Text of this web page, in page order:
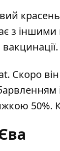
з
Скоро
50%.